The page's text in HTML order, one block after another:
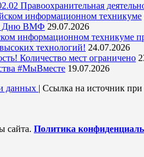
Правоохранительная
информационном техникуме
Дню ВМФ 29.07.2026
информационном техникуме
технологий! 24.07.2026
Количество мест ограничено
#МыВместе 19.07.2026
данных | Ссылка на источник при
сайта. Политика